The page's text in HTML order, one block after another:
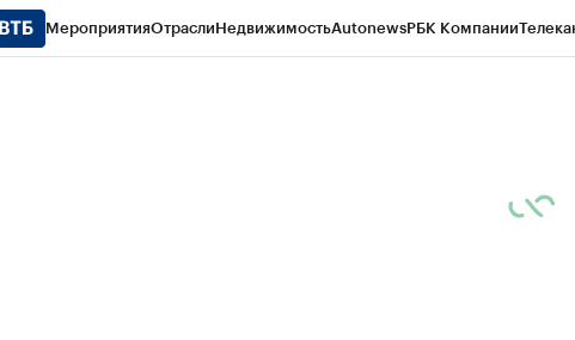
МероприятияОтраслиНедвижимостьAutonewsРБК Компании